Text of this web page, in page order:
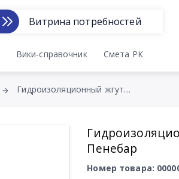
Витрина потребностей
Вики-справочник Смета РК
Гидроизоляционный жгут Пенебар
Пенебар
Номер товара: